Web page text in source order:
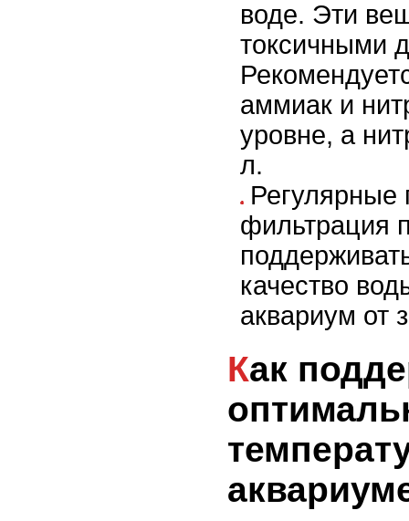
воде. Эти
токсичными
аммиак и
уровне, а
л.
фильтрация
качество
аквариум от
Как поддерживать